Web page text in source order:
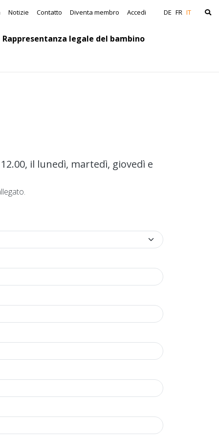
Notizie Contatto Diventa membro Accedi DE FR IT
Rappresentanza legale del bambino
il lunedì, martedì, giovedì e